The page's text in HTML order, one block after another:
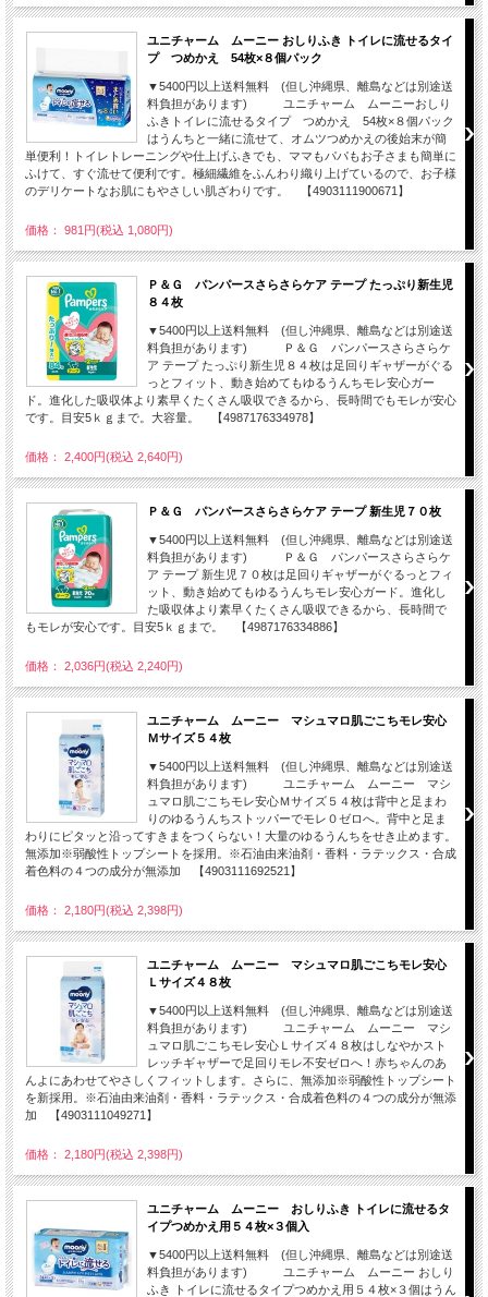
ユニチャーム ムーニー おしりふき トイレに流せるタイ
プ つめかえ 54枚×８個パック
▼5400円以上送料無料 (但し沖縄県、離島などは別途送
料負担があります) ユニチャーム ムーニーおしり
ふきトイレに流せるタイプ つめかえ 54枚×８個パック
はうんちと一緒に流せて、オムツつめかえの後始末が簡
単便利！トイレトレーニングや仕上げふきでも、ママもパパもお子さまも簡単に
ふけて、すぐ流せて便利です。極細繊維をふんわり織り上げているので、お子様
のデリケートなお肌にもやさしい肌ざわりです。 【4903111900671】
価格： 981円(税込 1,080円)
Ｐ＆Ｇ パンパースさらさらケア テープ たっぷり新生児
８４枚
▼5400円以上送料無料 (但し沖縄県、離島などは別途送
料負担があります) Ｐ＆Ｇ パンパースさらさらケ
ア テープ たっぷり新生児８４枚は足回りギャザーがぐる
っとフィット、動き始めてもゆるうんちモレ安心ガー
ド。進化した吸収体より素早くたくさん吸収できるから、長時間でもモレが安心
です。目安5ｋｇまで。大容量。 【4987176334978】
価格： 2,400円(税込 2,640円)
Ｐ＆Ｇ パンパースさらさらケア テープ 新生児７０枚
▼5400円以上送料無料 (但し沖縄県、離島などは別途送
料負担があります) Ｐ＆Ｇ パンパースさらさらケ
ア テープ 新生児７０枚は足回りギャザーがぐるっとフィ
ット、動き始めてもゆるうんちモレ安心ガード。進化し
た吸収体より素早くたくさん吸収できるから、長時間で
もモレが安心です。目安5ｋｇまで。 【4987176334886】
価格： 2,036円(税込 2,240円)
ユニチャーム ムーニー マシュマロ肌ごこちモレ安心
Ｍサイズ５４枚
▼5400円以上送料無料 (但し沖縄県、離島などは別途送
料負担があります) ユニチャーム ムーニー マシ
ュマロ肌ごこちモレ安心Ｍサイズ５４枚は背中と足まわ
りのゆるうんちストッパーでモレ０ゼロへ。背中と足ま
わりにピタッと沿ってすきまをつくらない！大量のゆるうんちをせき止めます。
無添加※弱酸性トップシートを採用。※石油由来油剤・香料・ラテックス・合成
着色料の４つの成分が無添加 【4903111692521】
価格： 2,180円(税込 2,398円)
ユニチャーム ムーニー マシュマロ肌ごこちモレ安心
Ｌサイズ４８枚
▼5400円以上送料無料 (但し沖縄県、離島などは別途送
料負担があります) ユニチャーム ムーニー マシ
ュマロ肌ごこちモレ安心Ｌサイズ４８枚はしなやかスト
レッチギャザーで足回りモレ不安ゼロへ！赤ちゃんのあ
んよにあわせてやさしくフィットします。さらに、無添加※弱酸性トップシート
を新採用。※石油由来油剤・香料・ラテックス・合成着色料の４つの成分が無添
加 【4903111049271】
価格： 2,180円(税込 2,398円)
ユニチャーム ムーニー おしりふき トイレに流せるタ
イプつめかえ用５４枚×３個入
▼5400円以上送料無料 (但し沖縄県、離島などは別途送
料負担があります) ユニチャーム ムーニー おしり
ふき トイレに流せるタイプつめかえ用５４枚×３個はうん